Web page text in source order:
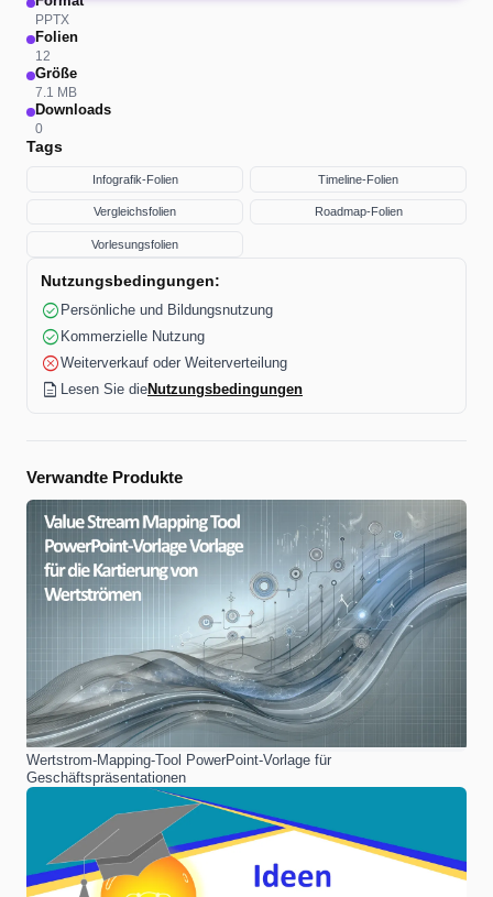
PPTX
Folien
12
Größe
7.1 MB
Downloads
0
Tags
Infografik-Folien Timeline-Folien
Vergleichsfolien Roadmap-Folien
Vorlesungsfolien
Nutzungsbedingungen:
check_circle Persönliche und Bildungsnutzung
check_circle Kommerzielle Nutzung
cancelWeiterverkauf oder Weiterverteilung
description Lesen Sie dieNutzungsbedingungen
Verwandte Produkte
Wertstrom-Mapping-Tool PowerPoint-Vorlage für
Geschäftspräsentationen